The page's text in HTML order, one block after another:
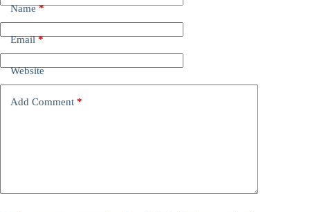
Name*
Email*
Website
Add Comment *